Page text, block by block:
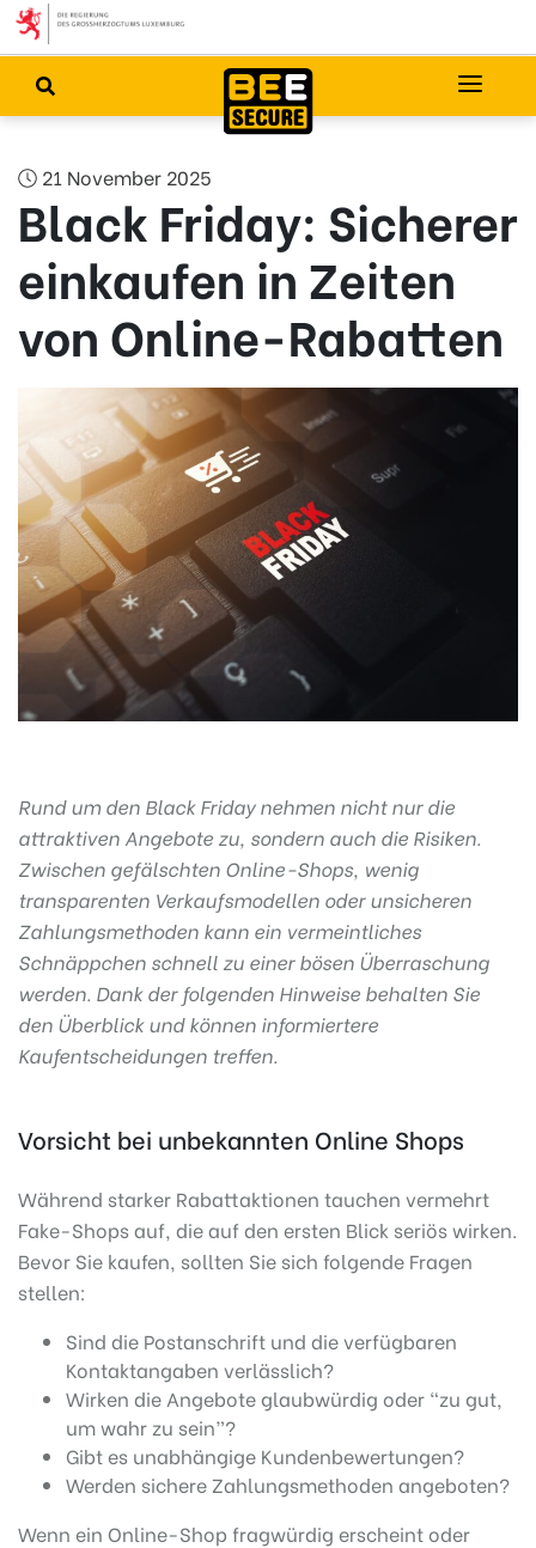
21 November 2025
Black Friday: Sicherer
einkaufen in Zeiten
von Online-Rabatten
Rund um den Black Friday nehmen nicht nur die
attraktiven Angebote zu, sondern auch die Risiken.
Zwischen gefälschten Online-Shops, wenig
transparenten Verkaufsmodellen oder unsicheren
Zahlungsmethoden kann ein vermeintliches
Schnäppchen schnell zu einer bösen Überraschung
werden. Dank der folgenden Hinweise behalten Sie
den Überblick und können informiertere
Kaufentscheidungen treffen.
Vorsicht bei unbekannten Online Shops
Während starker Rabattaktionen tauchen vermehrt
Fake-Shops auf, die auf den ersten Blick seriös wirken.
Bevor Sie kaufen, sollten Sie sich folgende Fragen
stellen:
Sind die Postanschrift und die verfügbaren
Kontaktangaben verlässlich?
Wirken die Angebote glaubwürdig oder “zu gut,
um wahr zu sein”?
Gibt es unabhängige Kundenbewertungen?
Werden sichere Zahlungsmethoden angeboten?
Wenn ein Online-Shop fragwürdig erscheint oder